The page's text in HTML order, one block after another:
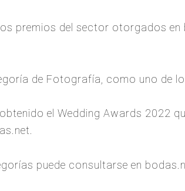
premios del sector otorgados en
de Fotografía, como uno de
el Wedding Awards 2022
puede consultarse en